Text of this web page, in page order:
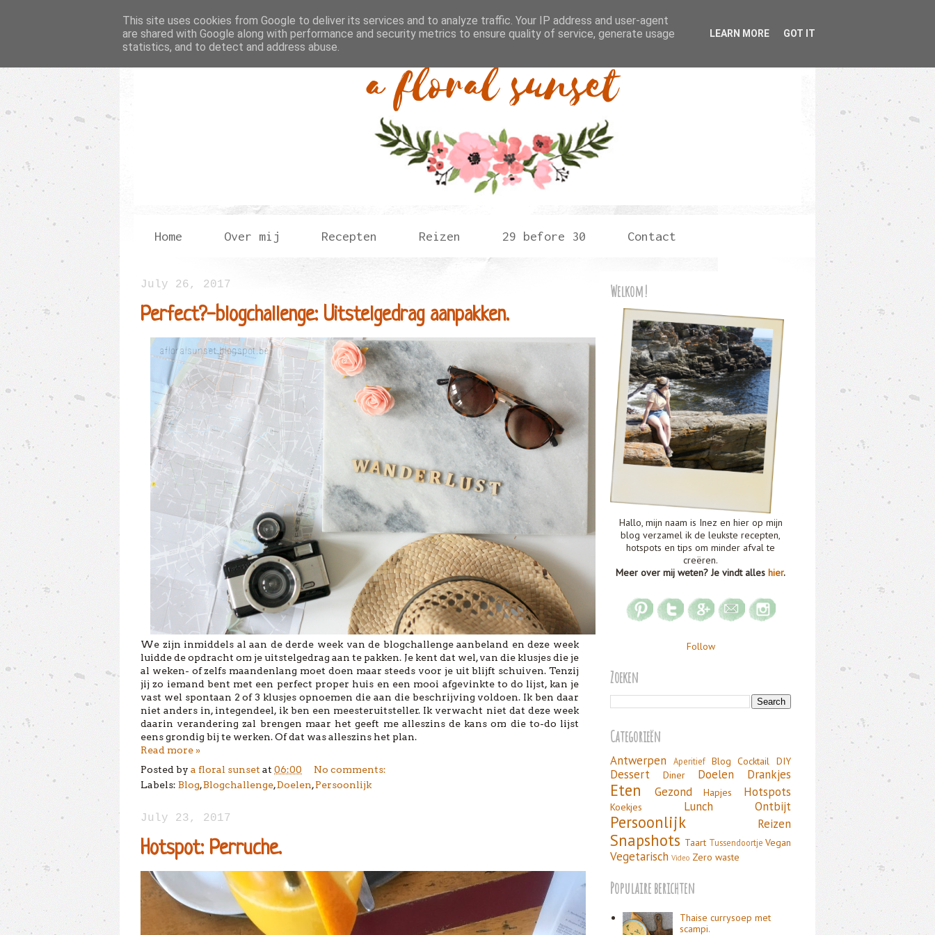
Home Over mij Recepten Reizen 29 before 30 Contact
July 26, 2017
Perfect?-blogchallenge: Uitstelgedrag aanpakken.
We zijn inmiddels al aan de derde week van de blogchallenge aanbeland en deze week
luidde de opdracht om je uitstelgedrag aan te pakken. Je kent dat wel, van die klusjes die je
al weken- of zelfs maandenlang moet doen maar steeds voor je uit blijft schuiven. Tenzij
jij zo iemand bent met een perfect proper huis en een mooi afgevinkte to do lijst, kan je
vast wel spontaan 2 of 3 klusjes opnoemen die aan die beschrijving voldoen. Ik ben daar
niet anders in, integendeel, ik ben een meesteruitsteller. Ik verwacht niet dat deze week
daarin verandering zal brengen maar het geeft me alleszins de kans om die to-do lijst
eens grondig bij te werken. Of dat was alleszins het plan.
Read more »
Posted by a floral sunset at 06:00
No comments:
Labels: Blog,Blogchallenge,Doelen,Persoonlijk
July 23, 2017
Hotspot: Perruche.
Welkom!
Hallo, mijn naam is Inez en hier op mijn
blog verzamel ik de leukste recepten,
hotspots en tips om minder afval te
creëren.
Meer over mij weten? Je vindt alles hier.
Follow
Zoeken
Categorieën
Antwerpen Aperitief Blog Cocktail DIY
Dessert Diner Doelen Drankjes
Eten Gezond Hapjes Hotspots
Koekjes Lunch Ontbijt
Persoonlijk Reizen
Snapshots Taart Tussendoortje Vegan
Vegetarisch Video Zero waste
Populaire berichten
Thaise currysoep met
scampi.
This site uses cookies from Google to deliver its services and to analyze traffic. Your IP address and user-agent
are shared with Google along with performance and security metrics to ensure quality of service, generate usage
statistics, and to detect and address abuse.
LEARN MORE GOT IT